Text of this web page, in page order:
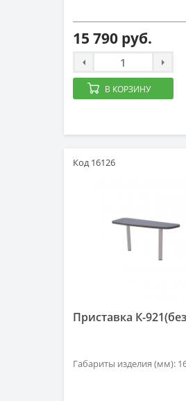
15 790 руб.
В КОРЗИНУ
Код 16126
Приставка К-
Габариты изделия (мм):